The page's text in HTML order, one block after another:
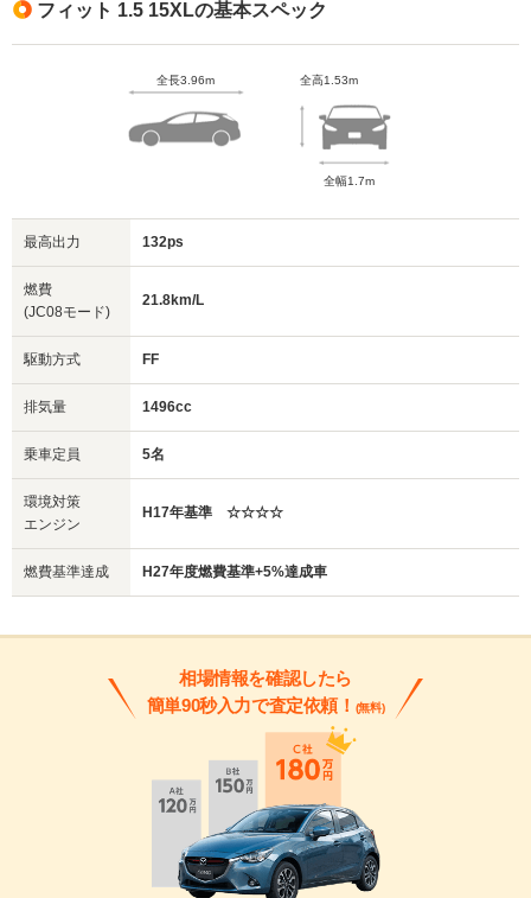
フィット 1.5 15XLの基本スペック
全長3.96m 全高1.53m
全幅1.7m
最高出力 132ps
燃費
(JC08モード)
21.8km/L
駆動方式 FF
排気量 1496cc
乗車定員 5名
環境対策
エンジン
H17年基準 ☆☆☆☆
燃費基準達成 H27年度燃費基準+5%達成車
相場情報を確認したら
簡単90秒入力で査定依頼！ (無料)